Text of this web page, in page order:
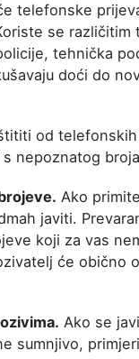
telefonske
se različitim
tehnička
doći do
od
nepoznatog
Ako
javiti.
koji za vas
će obično
Ako se
sumnjivo,